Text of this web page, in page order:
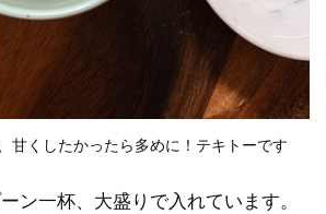
甘くしたかったら多めに！テキトーです
ン一杯、大盛りで入れています。